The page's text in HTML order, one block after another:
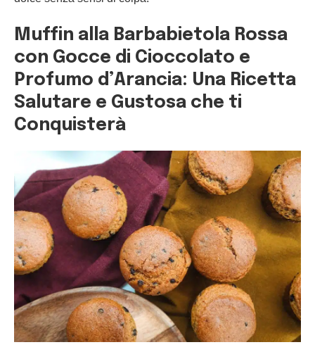
Muffin alla Barbabietola Rossa
con Gocce di Cioccolato e
Profumo d’Arancia: Una Ricetta
Salutare e Gustosa che ti
Conquisterà